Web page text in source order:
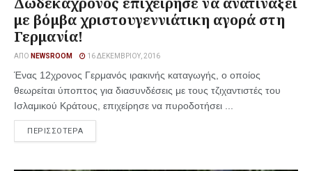
με βόμβα χριστουγεννιάτικη αγορά στη
Γερμανία!
ΑΠΌ NEWSROOM 16 ΔΕΚΕΜΒΡΊΟΥ, 2016
Ένας 12χρονος Γερμανός ιρακινής καταγωγής, ο οποίος
θεωρείται ύποπτος για διασυνδέσεις με τους τζιχαντιστές του
Ισλαμικού Κράτους, επιχείρησε να πυροδοτήσει ...
ΠΕΡΙΣΣΟΤΕΡΑ